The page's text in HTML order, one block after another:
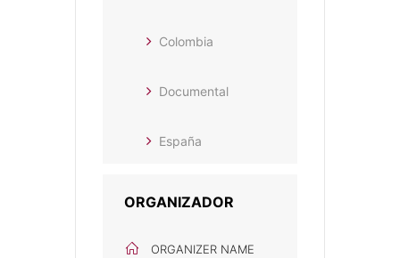
Colombia
Documental
España
ORGANIZADOR
ORGANIZER NAME